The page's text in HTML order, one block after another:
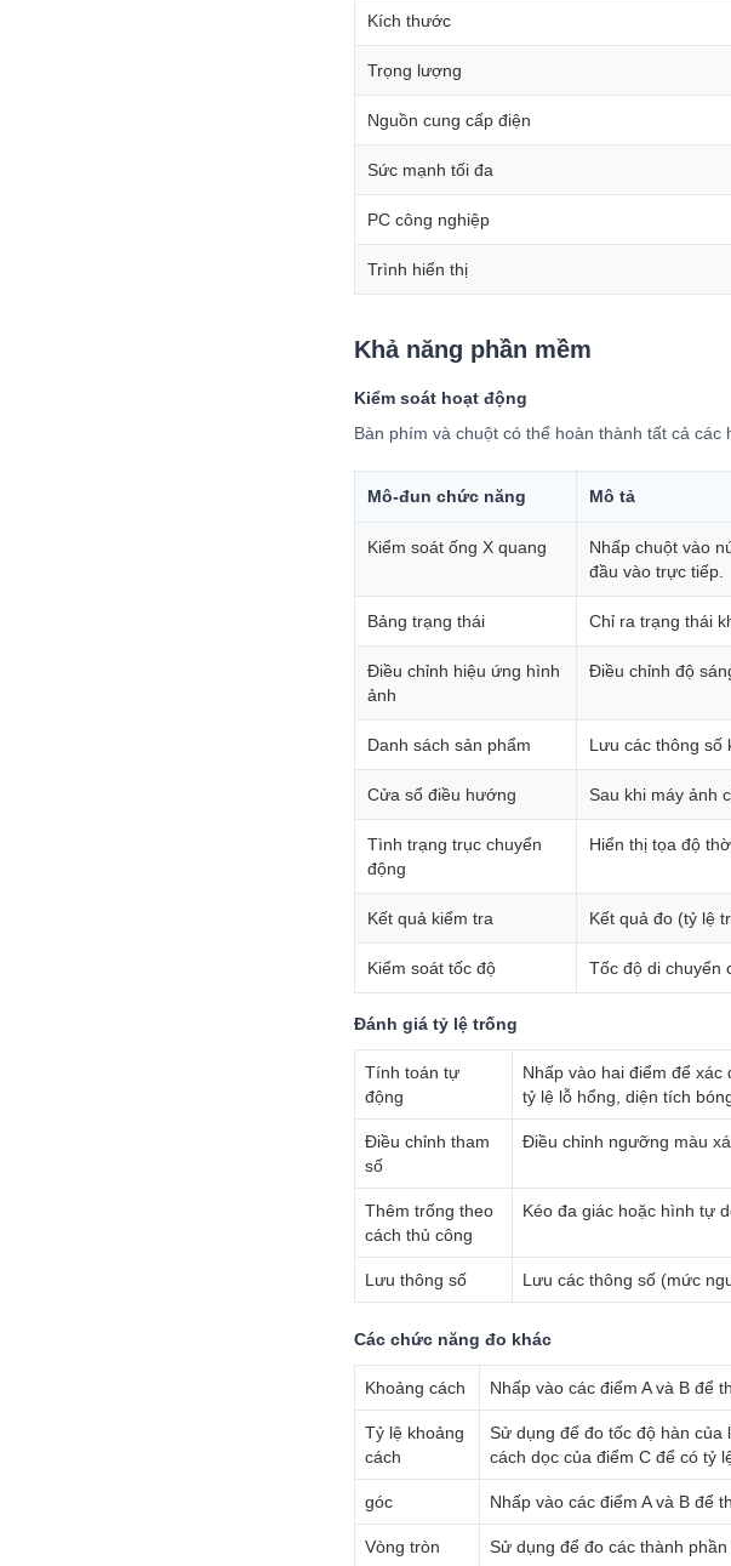
Kích thước
Trọng lượng
Nguồn cung cấp điện
Sức mạnh tối đa
PC công nghiệp
Trình hiển thị
Khả năng phần mềm
Kiểm soát hoạt động
Bàn phím và chuột có thể hoàn thành tất cả các
Mô-đun chức năng Mô tả
Kiểm soát ống X quang
Nhấp chuột vào
đầu vào trực tiếp.
Bảng trạng thái Chỉ ra trạng thái
Điều chỉnh hiệu ứng hình
ảnh
Điều chỉnh độ
Danh sách sản phẩm Lưu các thông số
Cửa sổ điều hướng Sau khi máy ảnh
Tình trạng trục chuyển
động
Hiển thị tọa độ
Kết quả kiểm tra Kết quả đo (tỷ lệ
Kiểm soát tốc độ Tốc độ di chuyển
Đánh giá tỷ lệ trống
Tính toán tự
động
Nhấp vào hai điểm để
tỷ lệ lỗ hổng, diện tích
Điều chỉnh tham
số
Điều chỉnh ngưỡng màu
Thêm trống theo
cách thủ công
Kéo đa giác hoặc hình tự
Lưu thông số Lưu các thông số (mức
Các chức năng đo khác
Khoảng cách Nhấp vào các điểm A và B để
Tỷ lệ khoảng
cách
Sử dụng để đo tốc độ hàn
cách dọc của điểm C để có tỷ
góc Nhấp vào các điểm A và B để
Vòng tròn Sử dụng để đo các thành